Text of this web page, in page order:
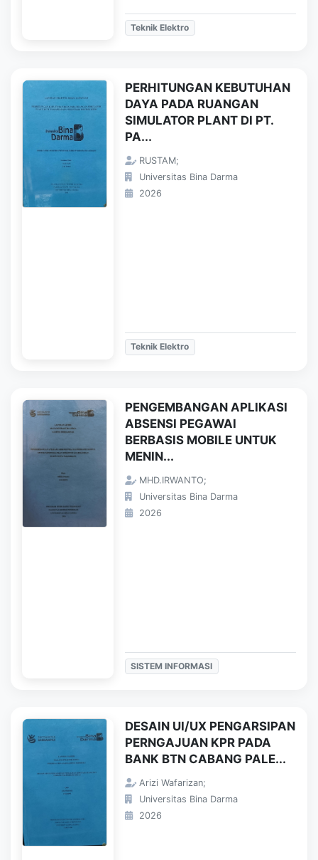
Teknik Elektro
PERHITUNGAN KEBUTUHAN
DAYA PADA RUANGAN
SIMULATOR PLANT DI PT.
PA...
RUSTAM;
Universitas Bina Darma
2026
Teknik Elektro
PENGEMBANGAN APLIKASI
ABSENSI PEGAWAI
BERBASIS MOBILE UNTUK
MENIN...
MHD.IRWANTO;
Universitas Bina Darma
2026
SISTEM INFORMASI
DESAIN UI/UX PENGARSIPAN
PERNGAJUAN KPR PADA
BANK BTN CABANG PALE...
Arizi Wafarizan;
Universitas Bina Darma
2026